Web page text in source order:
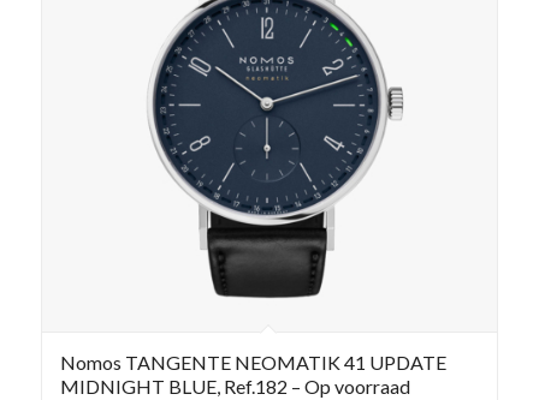
Nomos TANGENTE NEOMATIK 41 UPDATE
MIDNIGHT BLUE, Ref.182 – Op voorraad